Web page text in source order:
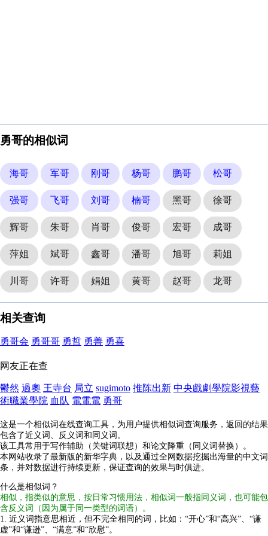
勇哥的相似词
海哥 军哥 刚哥 杨哥 鹏哥 松哥
强哥 飞哥 刘哥 楠哥 黑哥 徐哥
辉哥 朱哥 肖哥 俊哥 宏哥 成哥
萍姐 斌哥 鑫哥 潘哥 旭哥 莉姐
川哥 许哥 娟姐 黄哥 赵哥 龙哥
相关查询
勇哥会 勇哥哥 勇哲 勇善 勇喜
网友正在查
鬱然 過奧 王寺台 局立 sugimoto 推陈出新 中央戲劇學院影視藝
術職業學院 血队 電電電 勇哥
这是一个相似词在线查询工具，为用户提供相似词查询服务，返回的结果
包含了近义词、反义词和同义词。
该工具常用于写作辅助（关键词联想）和论文降重（同义词替换）。
本网站收录了最新版的新华字典，以及通过全网数据挖掘出海量的中文词
条，并对数据进行持续更新，保证查询的效果与时俱进。
什么是相似词？
相似，指类似的意思，按日常习惯用法，相似词一般指同义词，也可能包
含反义词（因为属于同一类型的词语）。
1. 近义词指意思相近，但不完全相同的词，比如：“开心”和“高兴”、“谦
虚”和“谦逊”、“满意”和“欣慰”。